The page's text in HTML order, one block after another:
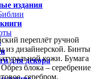
издания
для декора
переплёт ручной
из дизайнерской. Бинты
кожи. Бумага
блока – серебрение
серебром.